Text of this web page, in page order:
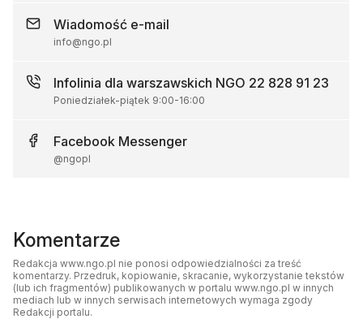
Wiadomość e-mail
info@ngo.pl
Infolinia dla warszawskich NGO 22 828 91 23
Poniedziałek-piątek 9:00-16:00
Facebook Messenger
@ngopl
Komentarze
Redakcja www.ngo.pl nie ponosi odpowiedzialności za treść
komentarzy. Przedruk, kopiowanie, skracanie, wykorzystanie tekstów
(lub ich fragmentów) publikowanych w portalu www.ngo.pl w innych
mediach lub w innych serwisach internetowych wymaga zgody
Redakcji portalu.